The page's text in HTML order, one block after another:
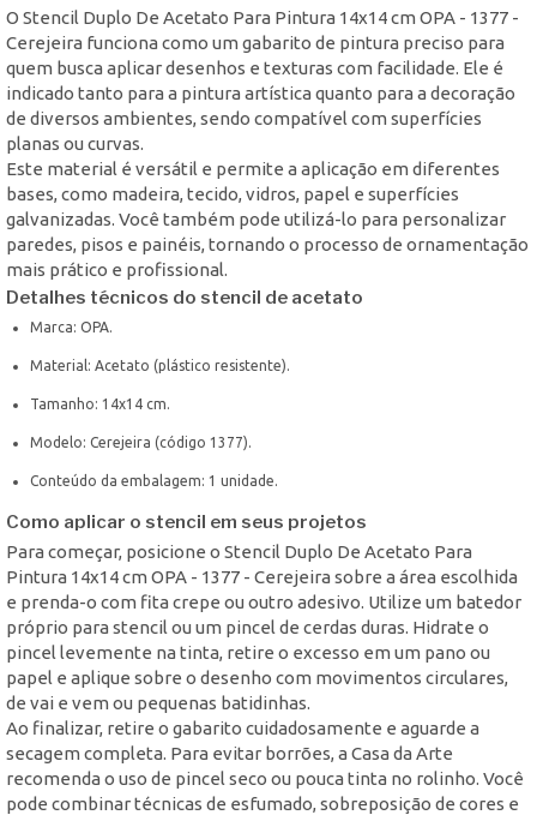
O Stencil Duplo De Acetato Para Pintura 14x14 cm OPA - 1377 -
Cerejeira funciona como um gabarito de pintura preciso para
quem busca aplicar desenhos e texturas com facilidade. Ele é
indicado tanto para a pintura artística quanto para a decoração
de diversos ambientes, sendo compatível com superfícies
planas ou curvas.
Este material é versátil e permite a aplicação em diferentes
bases, como madeira, tecido, vidros, papel e superfícies
galvanizadas. Você também pode utilizá-lo para personalizar
paredes, pisos e painéis, tornando o processo de ornamentação
mais prático e profissional.
Detalhes técnicos do stencil de acetato
Marca: OPA.
Material: Acetato (plástico resistente).
Tamanho: 14x14 cm.
Modelo: Cerejeira (código 1377).
Conteúdo da embalagem: 1 unidade.
Como aplicar o stencil em seus projetos
Para começar, posicione o Stencil Duplo De Acetato Para
Pintura 14x14 cm OPA - 1377 - Cerejeira sobre a área escolhida
e prenda-o com fita crepe ou outro adesivo. Utilize um batedor
próprio para stencil ou um pincel de cerdas duras. Hidrate o
pincel levemente na tinta, retire o excesso em um pano ou
papel e aplique sobre o desenho com movimentos circulares,
de vai e vem ou pequenas batidinhas.
Ao finalizar, retire o gabarito cuidadosamente e aguarde a
secagem completa. Para evitar borrões, a Casa da Arte
recomenda o uso de pincel seco ou pouca tinta no rolinho. Você
pode combinar técnicas de esfumado, sobreposição de cores e